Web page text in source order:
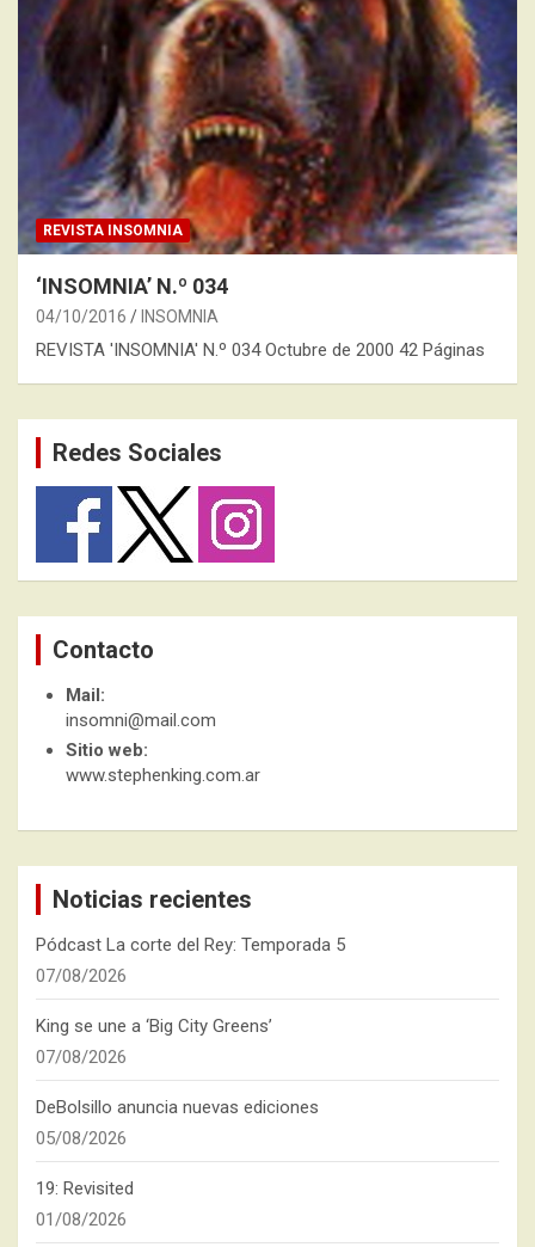
REVISTA INSOMNIA
‘INSOMNIA’ N.º 034
04/10/2016 INSOMNIA
REVISTA 'INSOMNIA' N.º 034 Octubre de 2000 42 Páginas
Redes Sociales
Contacto
Mail:
insomni@mail.com
Sitio web:
www.stephenking.com.ar
Noticias recientes
Pódcast La corte del Rey: Temporada 5
07/08/2026
King se une a ‘Big City Greens’
07/08/2026
DeBolsillo anuncia nuevas ediciones
05/08/2026
19: Revisited
01/08/2026